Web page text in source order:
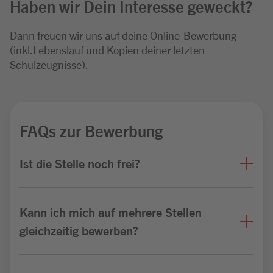
Haben wir Dein Interesse geweckt?
Dann freuen wir uns auf deine Online-Bewerbung
(inkl.Lebenslauf und Kopien deiner letzten
Schulzeugnisse).
FAQs zur Bewerbung
Ist die Stelle noch frei?
Kann ich mich auf mehrere Stellen
gleichzeitig bewerben?